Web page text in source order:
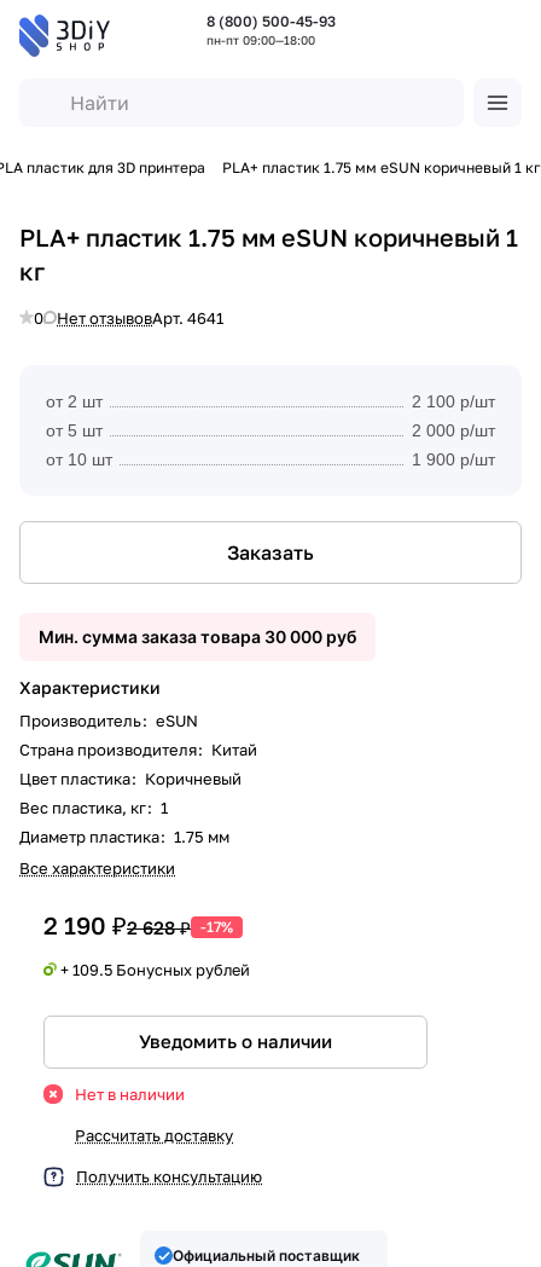
8 (800) 500-45-93
пн-пт 09:00—18:00
пластик для 3D принтера PLA+ пластик 1.75 мм eSUN коричневый 1 кг
PLA+ пластик 1.75 мм eSUN коричневый 1
кг
0 Нет отзывовАрт. 4641
от 2 шт
2 100 р/шт
от 5 шт
2 000 р/шт
от 10 шт
1 900 р/шт
Заказать
Мин. сумма заказа товара 30 000 руб
Характеристики
Производитель: eSUN
Страна производителя: Китай
Цвет пластика: Коричневый
Вес пластика, кг: 1
Диаметр пластика: 1.75 мм
Все характеристики
2 190 ₽2 628 ₽ -17%
+ 109.5 Бонусных рублей
Уведомить о наличии
Нет в наличии
Рассчитать доставку
Получить консультацию
Официальный поставщик